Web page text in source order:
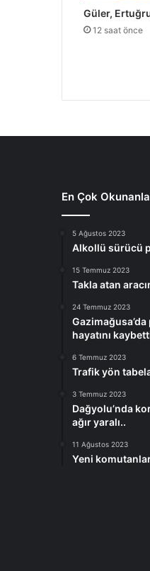
Güler,
12 saat önce
En Çok
5 Ağustos 2023
Alkollü sürücü
15 Temmuz 2023
Takla atan
24 Temmuz 2023
hayatını
6 Temmuz 2023
Trafik yön
3 Temmuz 2023
Dağyolu’nda
ağır yaralı..
11 Ağustos 2023
Yeni